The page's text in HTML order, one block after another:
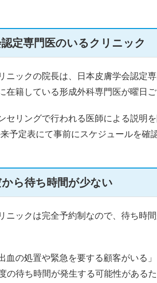
定専門医のいるクリニック
ニックの院長は、日本皮膚学会認定
在籍している形成外科専門医が曜日
セリングで行われる医師による説明
予定表にて事前にスケジュールを確
ら待ち時間が少ない
ニックは完全予約制なので、待ち時
血の処置や緊急を要する顧客がいる
の待ち時間が発生する可能性がある